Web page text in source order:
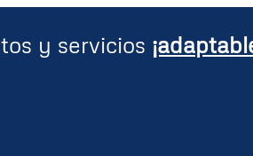
y servicios